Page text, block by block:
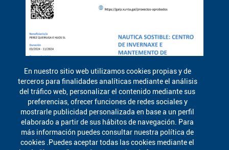
En nuestro sitio web utilizamos cookies propias y de
terceros para finalidades analíticas mediante el análisis
del tráfico web, personalizar el contenido mediante sus
preferencias, ofrecer funciones de redes sociales y
mostrarle publicidad personalizada en base a un perfil
elaborado a partir de sus hábitos de navegación. Para
más información puedes consultar nuestra política de
cookies .Puedes aceptar todas las cookies mediante el